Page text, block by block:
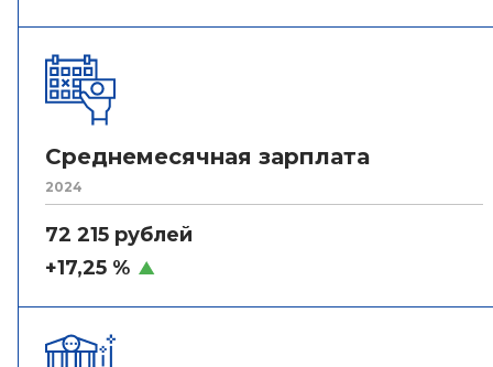
Среднемесячная зарплата
2024
72 215 рублей
+17,25 %